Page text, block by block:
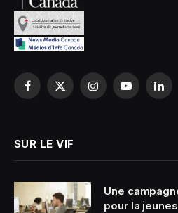
Facebook
X
InstagramYouTube
SUR LE VIF
Une
pour la